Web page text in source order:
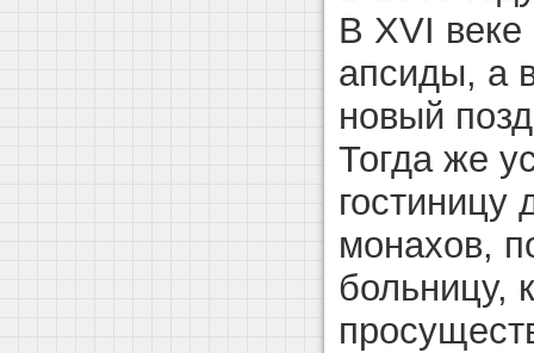
В XVI
апсиды, а
новый
Тогда же
гостиницу
монахов,
больницу,